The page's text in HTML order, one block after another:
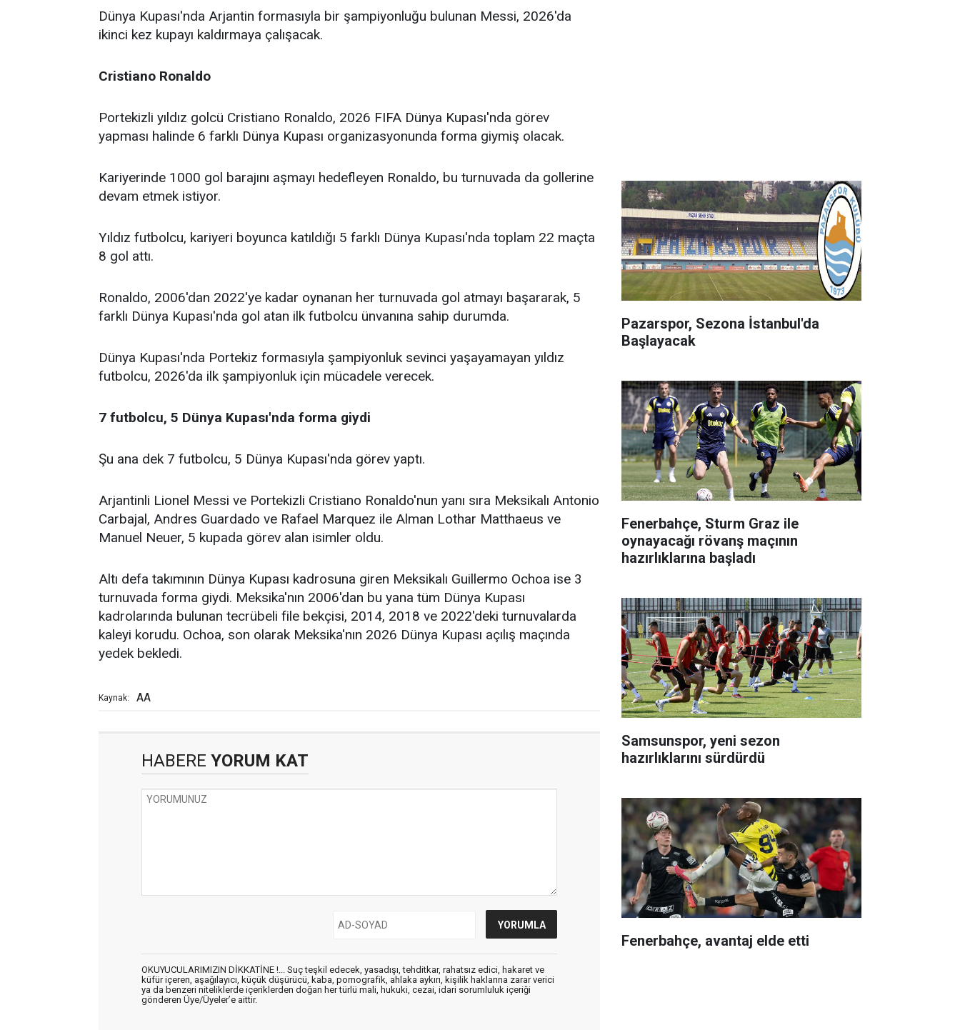
Dünya Kupası'nda Arjantin formasıyla bir şampiyonluğu bulunan Messi, 2026'da
ikinci kez kupayı kaldırmaya çalışacak.
Cristiano Ronaldo
Portekizli yıldız golcü Cristiano Ronaldo, 2026 FIFA Dünya Kupası'nda görev
yapması halinde 6 farklı Dünya Kupası organizasyonunda forma giymiş olacak.
Kariyerinde 1000 gol barajını aşmayı hedefleyen Ronaldo, bu turnuvada da gollerine
devam etmek istiyor.
Yıldız futbolcu, kariyeri boyunca katıldığı 5 farklı Dünya Kupası'nda toplam 22 maçta
8 gol attı.
Ronaldo, 2006'dan 2022'ye kadar oynanan her turnuvada gol atmayı başararak, 5
farklı Dünya Kupası'nda gol atan ilk futbolcu ünvanına sahip durumda.
Dünya Kupası'nda Portekiz formasıyla şampiyonluk sevinci yaşayamayan yıldız
futbolcu, 2026'da ilk şampiyonluk için mücadele verecek.
7 futbolcu, 5 Dünya Kupası'nda forma giydi
Şu ana dek 7 futbolcu, 5 Dünya Kupası'nda görev yaptı.
Arjantinli Lionel Messi ve Portekizli Cristiano Ronaldo'nun yanı sıra Meksikalı Antonio
Carbajal, Andres Guardado ve Rafael Marquez ile Alman Lothar Matthaeus ve
Manuel Neuer, 5 kupada görev alan isimler oldu.
Altı defa takımının Dünya Kupası kadrosuna giren Meksikalı Guillermo Ochoa ise 3
turnuvada forma giydi. Meksika'nın 2006'dan bu yana tüm Dünya Kupası
kadrolarında bulunan tecrübeli file bekçisi, 2014, 2018 ve 2022'deki turnuvalarda
kaleyi korudu. Ochoa, son olarak Meksika'nın 2026 Dünya Kupası açılış maçında
yedek bekledi.
Kaynak: AA
HABERE YORUM KAT
OKUYUCULARIMIZIN DİKKATİNE !... Suç teşkil edecek, yasadışı, tehditkar, rahatsız edici, hakaret ve
küfür içeren, aşağılayıcı, küçük düşürücü, kaba, pornografik, ahlaka aykırı, kişilik haklarına zarar verici
ya da benzeri niteliklerde içeriklerden doğan her türlü mali, hukuki, cezai, idari sorumluluk içeriği
gönderen Üye/Üyeler’e aittir.
Pazarspor, Sezona İstanbul'da
Başlayacak
Fenerbahçe, Sturm Graz ile
oynayacağı rövanş maçının
hazırlıklarına başladı
Samsunspor, yeni sezon
hazırlıklarını sürdürdü
Fenerbahçe, avantaj elde etti